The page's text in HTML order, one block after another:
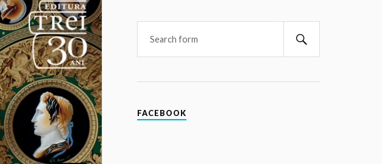
FACEBOOK